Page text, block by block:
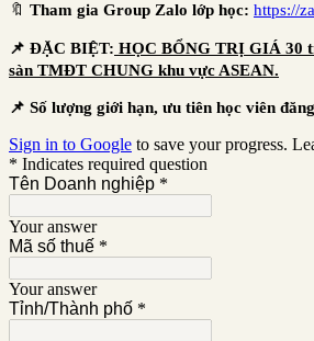
🔖 Tham gia Group Zalo lớp học: https://
📌 ĐẶC BIỆT: HỌC BỔNG TRỊ GIÁ 30
sàn TMĐT CHUNG khu vực ASEAN.
📌 Số lượng giới hạn, ưu tiên học viên
Sign in to Google to save your progress.
* Indicates required question
Tên Doanh nghiệp *
Your answer
Mã số thuế *
Your answer
Tỉnh/Thành phố *